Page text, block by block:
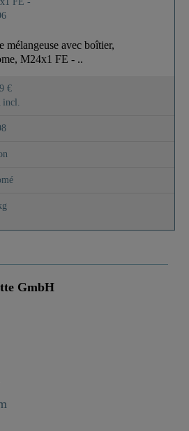
mélangeuse avec boîtier,
M24x1 FE - ..
€
incl.
GmbH